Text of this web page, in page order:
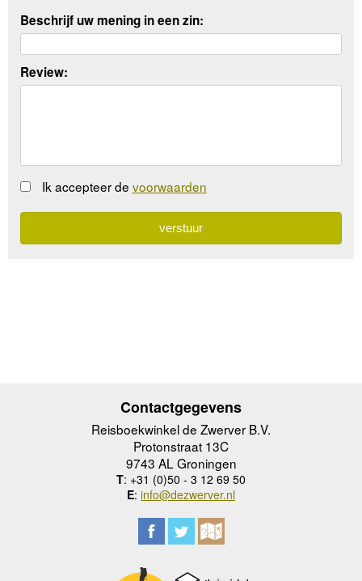
Beschrijf uw mening in een zin:
Review:
Ik accepteer de voorwaarden
Contactgegevens
Reisboekwinkel de Zwerver B.V.
Protonstraat 13C
9743 AL Groningen
T: +31 (0)50 - 3 12 69 50
E: info@dezwerver.nl